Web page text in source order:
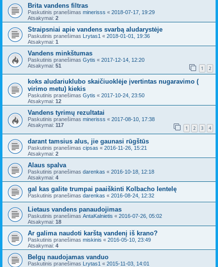
Brita vandens filtras
Paskutinis pranešimas minerisss « 2018-07-17, 19:29
Atsakymai: 2
Straipsniai apie vandens svarbą aludarystėje
Paskutinis pranešimas Lrytas1 « 2018-01-01, 19:36
Atsakymai: 1
Vandens minkštumas
Paskutinis pranešimas Gytis « 2017-12-14, 12:20
Atsakymai: 51 1 2
koks aludariuklubo skaičiuoklėje įvertintas nugaravimo (
virimo metu) kiekis
Paskutinis pranešimas Gytis « 2017-10-24, 23:50
Atsakymai: 12
Vandens tyrimų rezultatai
Paskutinis pranešimas minerisss « 2017-08-10, 17:38
Atsakymai: 117 1 2 3 4
darant tamsius alus, jie gaunasi rūgštūs
Paskutinis pranešimas cipsas « 2016-11-26, 15:21
Atsakymai: 2
Alaus spalva
Paskutinis pranešimas darenkas « 2016-10-18, 12:18
Atsakymai: 4
gal kas galite trumpai paaiškinti Kolbacho lentelę
Paskutinis pranešimas darenkas « 2016-08-24, 12:32
Lietaus vandens panaudojimas
Paskutinis pranešimas AntaKalnietis « 2016-07-26, 05:02
Atsakymai: 18
Ar galima naudoti karštą vandenį iš krano?
Paskutinis pranešimas miskinis « 2016-05-10, 23:49
Atsakymai: 4
Belgų naudojamas vanduo
Paskutinis pranešimas Lrytas1 « 2015-11-03, 14:01